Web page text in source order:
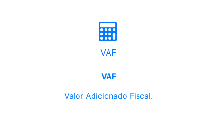
VAF
VAF
Valor Adicionado Fiscal.